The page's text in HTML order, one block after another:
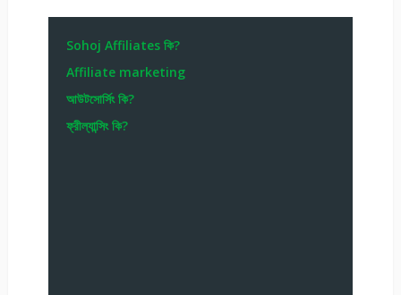
Sohoj Affiliates কি?
Affiliate marketing
আউটসোর্সিং কি?
ফ্রীল্যান্সিং কি?